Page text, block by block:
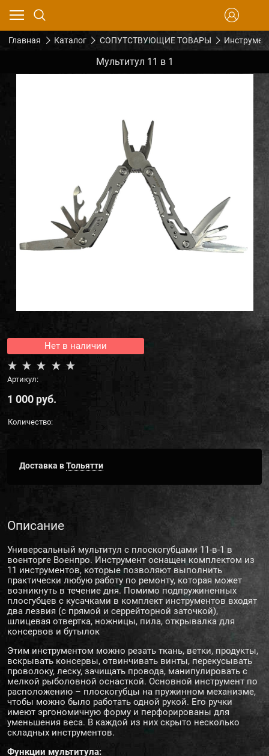
Главная Каталог СОПУТСТВУЮЩИЕ ТОВАРЫ
Мультитул 11 в 1
Нет в наличии
Артикул:
1 000 руб.
Количество:
Доставка вТольятти
Описание
Универсальный мультитул с плоскогубцами 11-в-1 в
военторге Военпро. Инструмент оснащен комплектом из
11 инструментов, которые позволяют выполнить
практически любую работу по ремонту, которая может
возникнуть в течение дня. Помимо подпружиненных
плосгубцев с кусачками в комплект инструментов входят
два лезвия (с прямой и серрейторной заточкой),
шлицевая отвертка, ножницы, пила, открывалка для
консервов и бутылок
Этим инструментом можно резать ткань, ветки, продукты,
вскрывать консервы, отвинчивать винты, перекусывать
проволоку, леску, зачищать провода, манипулировать с
мелкой рыболовной оснасткой. Основной инструмент по
расположению – плоскогубцы на пружинном механизме,
чтобы можно было работать одной рукой. Его ручки
имеют эргономичную форму и перфорированы для
уменьшения веса. В каждой из них скрыто несколько
складных инструментов.
Функции мультитула: